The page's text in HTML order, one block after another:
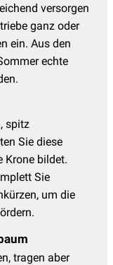
versorgen
ganz oder
ein. Aus den
echte
spitz
Sie diese
Krone bildet.
Sie
um die
tragen aber